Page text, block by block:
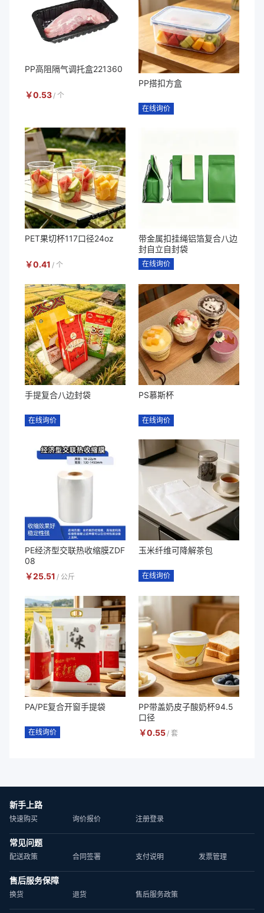
PP高阻隔气调托盒221360
￥0.53 / 个
PP搭扣方盒
在线询价
PET果切杯117口径24oz
￥0.41 / 个
带金属扣挂绳铝箔复合八边
封自立自封袋
在线询价
手提复合八边封袋
在线询价
PS慕斯杯
在线询价
PE经济型交联热收缩膜ZDF
08
￥25.51 / 公斤
玉米纤维可降解茶包
在线询价
PA/PE复合开窗手提袋
在线询价
PP带盖奶皮子酸奶杯94.5
口径
￥0.55/ 套
新手上路
快速购买 询价报价 注册登录
常见问题
配送政策 合同签署 支付说明 发票管理
售后服务保障
换货 退货 售后服务政策